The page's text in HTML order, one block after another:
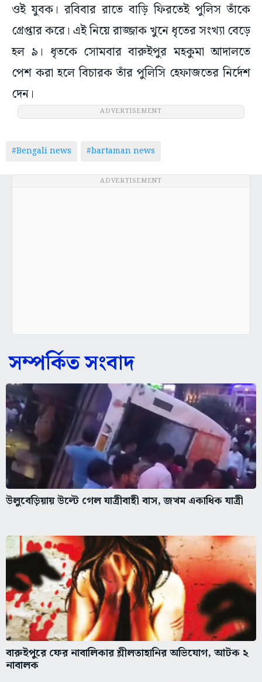
ওই যুবক। রবিবার রাতে বাড়ি ফিরতেই পুলিস তাঁকে
গ্রেপ্তার করে। এই নিয়ে রাজ্জাক খুনে ধৃতের সংখ্যা বেড়ে
হল ৯। ধৃতকে সোমবার বারুইপুর মহকুমা আদালতে
পেশ করা হলে বিচারক তাঁর পুলিসি হেফাজতের নির্দেশ
দেন।
ADVERTISEMENT
#Bengali news #bartaman news
ADVERTISEMENT
সম্পর্কিত সংবাদ
উলুবেড়িয়ায় উল্টে গেল যাত্রীবাহী বাস, জখম একাধিক যাত্রী
বারুইপুরে ফের নাবালিকার শ্লীলতাহানির অভিযোগ, আটক ২
নাবালক